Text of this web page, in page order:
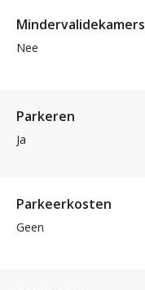
Mindervalidekamers
Nee
Parkeren
Ja
Parkeerkosten
Geen